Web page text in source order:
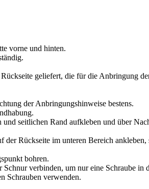
vorne und hinten.
geliefert, die für die Anbringung
der Anbringungshinweise bestens.
und seitlichen Rand aufkleben und über
der Rückseite im unteren Bereich
bohren.
verbinden, um nur eine Schraube in
Schrauben verwenden.